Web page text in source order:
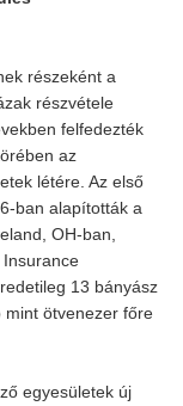
részeként a
részvétele
felfedezték
az
létére. Az első
ban alapították a
OH-ban,
13 bányász
mint ötvenezer főre
egyesületek új